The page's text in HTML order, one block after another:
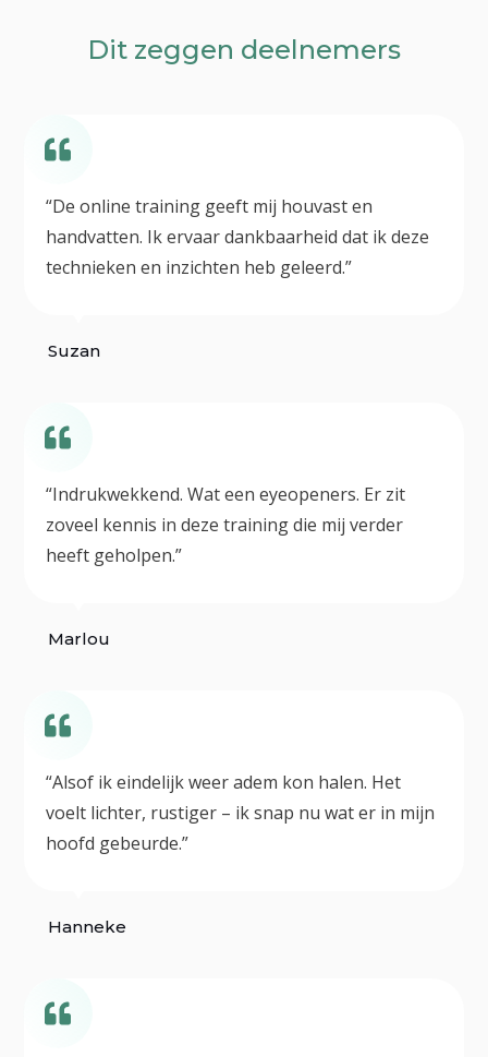
Dit zeggen deelnemers
“De online training geeft mij houvast en
handvatten. Ik ervaar dankbaarheid dat ik deze
technieken en inzichten heb geleerd.”
Suzan
“Indrukwekkend. Wat een eyeopeners. Er zit
zoveel kennis in deze training die mij verder
heeft geholpen.”
Marlou
“Alsof ik eindelijk weer adem kon halen. Het
voelt lichter, rustiger – ik snap nu wat er in mijn
hoofd gebeurde.”
Hanneke